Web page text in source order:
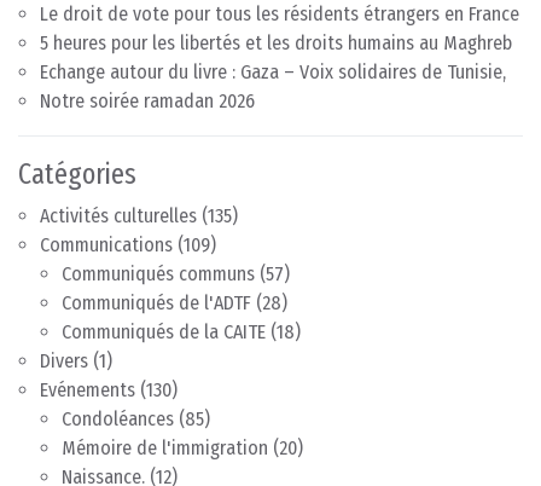
Le droit de vote pour tous les résidents étrangers en France
5 heures pour les libertés et les droits humains au Maghreb
Echange autour du livre : Gaza – Voix solidaires de Tunisie,
Notre soirée ramadan 2026
Catégories
Activités culturelles (135)
Communications (109)
Communiqués communs (57)
Communiqués de l'ADTF (28)
Communiqués de la CAITE (18)
Divers (1)
Evénements (130)
Condoléances (85)
Mémoire de l'immigration (20)
Naissance. (12)